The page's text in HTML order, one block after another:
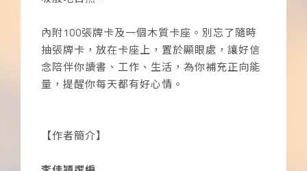
內附100張牌卡及一個木質卡座。別忘了隨時
抽張牌卡，放在卡座上，置於顯眼處，讓好信
念陪伴你讀書、工作、生活，為你補充正向能
量，提醒你每天都有好心情。
【作者簡介】